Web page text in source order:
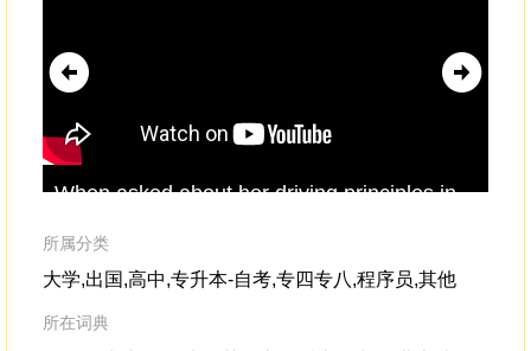
When asked about her driving principles in
wherever it exists.
所属分类
大学,出国,高中,专升本-自考,专四专八,程序员,其他
所在词典